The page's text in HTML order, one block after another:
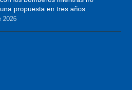
propuesta en tres años
2026